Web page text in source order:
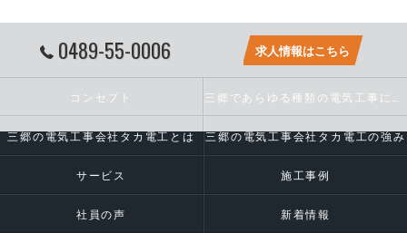
0489-55-0006 求人情報はこちら
コンセプト
三郷の電気工事会社タカ電工とは 三郷の電気工事会社タカ電工の強み
サービス 施工事例
社員の声 新着情報